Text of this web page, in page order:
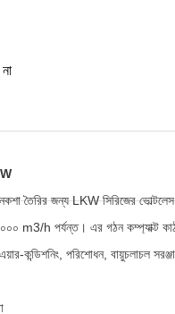
তৈরির জন্য LKW সিরিজের ভোল্টলেস
m3/h পর্যন্ত। এর গঠন কম্প্যাক্ট
কন্ডিশনিং, পরিশোধন, বায়ুচলাচল